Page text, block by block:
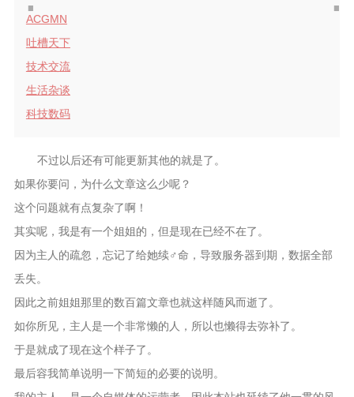
ACGMN
吐槽天下
技术交流
生活杂谈
科技数码
不过以后还有可能更新其他的就是了。
如果你要问，为什么文章这么少呢？
这个问题就有点复杂了啊！
其实呢，我是有一个姐姐的，但是现在已经不在了。
因为主人的疏忽，忘记了给她续♂命，导致服务器到期，数据全部
丢失。
因此之前姐姐那里的数百篇文章也就这样随风而逝了。
如你所见，主人是一个非常懒的人，所以也懒得去弥补了。
于是就成了现在这个样子了。
最后容我简单说明一下简短的必要的说明。